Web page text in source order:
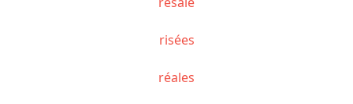
risées
réales